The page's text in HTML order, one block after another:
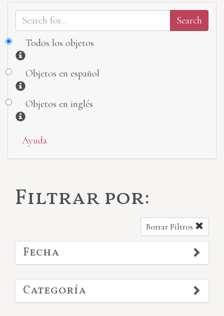
Todos los objetos
Información
Objetos en español
Información
Objetos en inglés
Información
Ayuda
Filtrar por:
Borrar Filtros
Fecha
Categoría